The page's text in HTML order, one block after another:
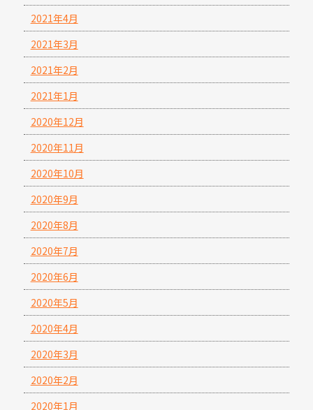
2021年4月
2021年3月
2021年2月
2021年1月
2020年12月
2020年11月
2020年10月
2020年9月
2020年8月
2020年7月
2020年6月
2020年5月
2020年4月
2020年3月
2020年2月
2020年1月